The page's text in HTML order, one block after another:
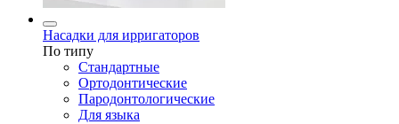
Насадки для ирригаторов
По типу
Стандартные
Ортодонтические
Пародонтологические
Для языка